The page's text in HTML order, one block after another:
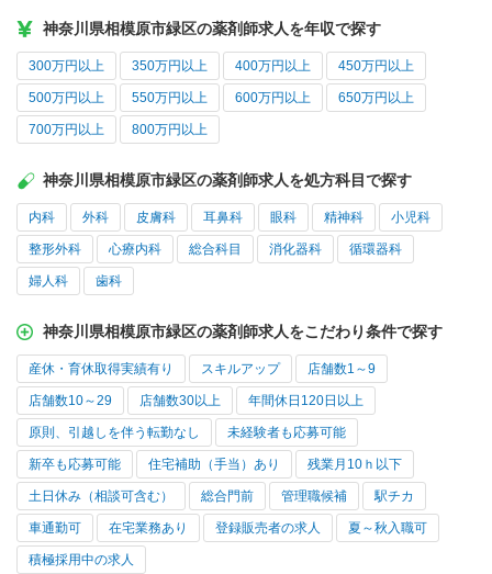
神奈川県相模原市緑区の薬剤師求人を年収で探す
300万円以上 350万円以上 400万円以上 450万円以上
500万円以上 550万円以上 600万円以上 650万円以上
700万円以上 800万円以上
神奈川県相模原市緑区の薬剤師求人を処方科目で探す
内科 外科 皮膚科 耳鼻科 眼科 精神科 小児科
整形外科 心療内科 総合科目 消化器科 循環器科
婦人科 歯科
神奈川県相模原市緑区の薬剤師求人をこだわり条件で探す
産休・育休取得実績有り スキルアップ 店舗数1～9
店舗数10～29 店舗数30以上 年間休日120日以上
原則、引越しを伴う転勤なし 未経験者も応募可能
新卒も応募可能 住宅補助（手当）あり 残業月10ｈ以下
土日休み（相談可含む） 総合門前 管理職候補 駅チカ
車通勤可 在宅業務あり 登録販売者の求人 夏～秋入職可
積極採用中の求人